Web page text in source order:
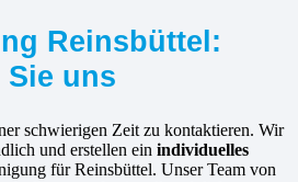
Reinsbüttel:
uns
schwierigen Zeit zu kontaktieren. Wir
und erstellen ein individuelles
für Reinsbüttel. Unser Team von